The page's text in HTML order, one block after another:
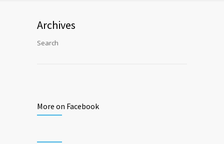
Archives
Search
More on Facebook